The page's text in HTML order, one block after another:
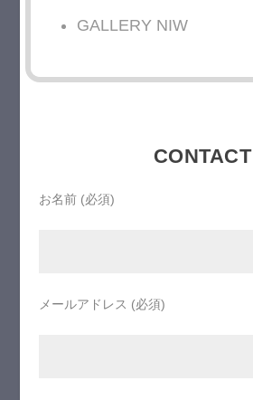
GALLERY NIW
CONTACT
お名前 (必須)
メールアドレス (必須)